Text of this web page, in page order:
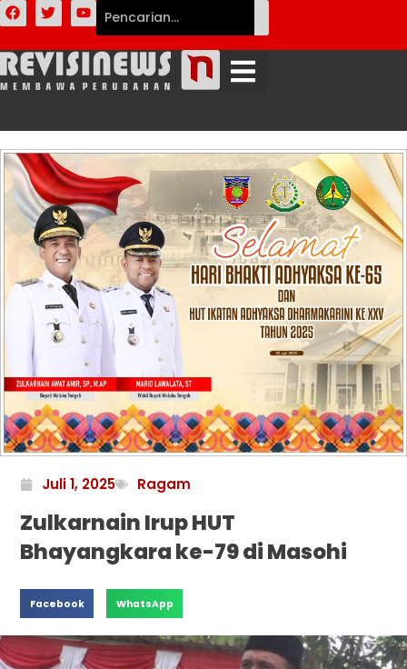
Juli 1, 2025 Ragam
Zulkarnain Irup HUT
Bhayangkara ke-79 di Masohi
Facebook WhatsApp